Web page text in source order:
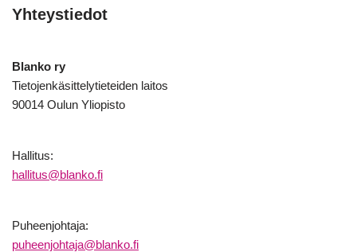
Yhteystiedot
Blanko ry
Tietojenkäsittelytieteiden laitos
90014 Oulun Yliopisto
Hallitus:
hallitus@blanko.fi
Puheenjohtaja:
puheenjohtaja@blanko.fi